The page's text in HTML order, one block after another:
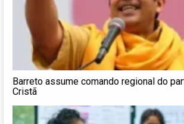
Barreto assume comando regional do
Cristã